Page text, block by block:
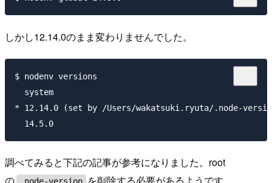
しかし12.14.0のまま変わりませんでした。
$ nodenv versions
  system
* 12.14.0 (set by /Users/wakatsuki.ryuta/.node-
調べてみると下記の記事が参考になりました。root
.node-version